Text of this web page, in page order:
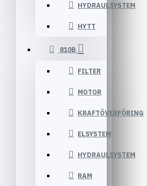
HYDRAULSYSTEM
HYTT
810B
FILTER
MOTOR
KRAFTÖVERFÖRING
ELSYSTEM
HYDRAULSYSTEM
RAM